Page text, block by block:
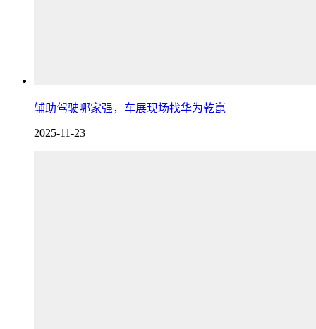
辅助驾驶哪家强，车展现场找华为乾崑
2025-11-23